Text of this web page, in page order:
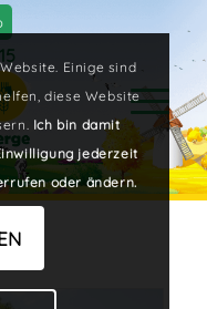
Einige sind
diese Website
Ich bin damit
jederzeit
oder ändern.